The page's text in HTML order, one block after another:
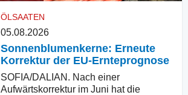
ÖLSAATEN
05.08.2026
Sonnenblumenkerne: Erneute
Korrektur der EU-Ernteprognose
SOFIA/DALIAN. Nach einer
Aufwärtskorrektur im Juni hat die